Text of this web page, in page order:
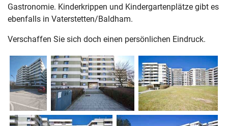
Gastronomie. Kinderkrippen und Kindergartenplätze gibt es
ebenfalls in Vaterstetten/Baldham.
Verschaffen Sie sich doch einen persönlichen Eindruck.